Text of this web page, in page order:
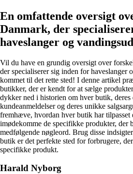
En omfattende oversigt
Danmark, der
haveslanger og
Vil du have en grundig oversigt over
der specialiserer sig inden for haveslanger
kommet til det rette sted! I denne artikel
butikker, der er kendt for at sælge
dykker ned i historien om hver butik, deres
kundeanmeldelser og deres unikke
fremhæve, hvordan hver butik har tilpasset
imødekomme de specifikke produkter, der
medfølgende nøgleord. Brug disse
butik er det perfekte sted for forbrugere,
specifikke produkt.
Harald Nyborg